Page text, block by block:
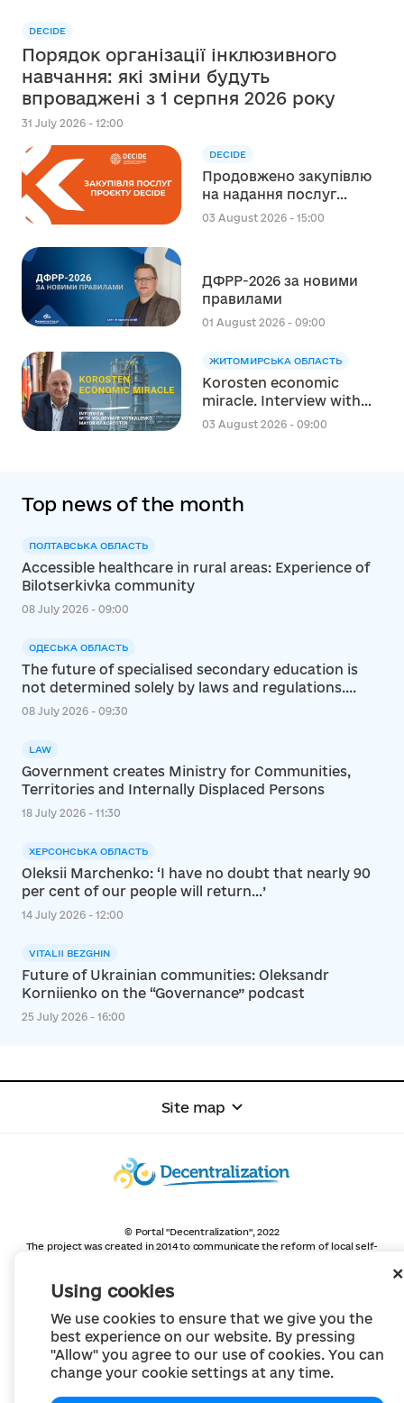
Using cookies
We use cookies to ensure that we give you the
best experience on our website. By pressing
"Allow" you agree to our use of cookies. You can
change your cookie settings at any time.
DECIDE
Порядок організації інклюзивного
навчання: які зміни будуть
впроваджені з 1 серпня 2026 року
31 July 2026 - 12:00
DECIDE
Продовжено закупівлю
на надання послуг
експерта зі
в сфері освіти в межах
реалізації Швейцарсько-
українського Проєкту
03 August 2026 - 15:00
ДФРР-2026 за новими
правилами
01 August 2026 - 09:00
ЖИТОМИРСЬКА ОБЛАСТЬ
Korosten economic
miracle. Interview with
Volodymyr Moskalenko,
03 August 2026 - 09:00
Top news of the month
ПОЛТАВСЬКА ОБЛАСТЬ
Accessible healthcare in rural areas: Experience of
Bilotserkivka community
08 July 2026 - 09:00
ОДЕСЬКА ОБЛАСТЬ
The future of specialised secondary education is
not determined solely by laws and regulations....
08 July 2026 - 09:30
LAW
Government creates Ministry for Communities,
Territories and Internally Displaced Persons
18 July 2026 - 11:30
ХЕРСОНСЬКА ОБЛАСТЬ
Oleksii Marchenko: ‘I have no doubt that nearly 90
per cent of our people will return…’
14 July 2026 - 12:00
VITALII BEZGHIN
Future of Ukrainian communities: Oleksandr
Korniienko on the “Governance” podcast
25 July 2026 - 16:00
Site map
© Portal "Decentralization", 2022
The project was created in 2014 to communicate the reform of local self-
Creation and filling -
Creative Commons Attribution 4.0 International license,
unless otherwise indicated